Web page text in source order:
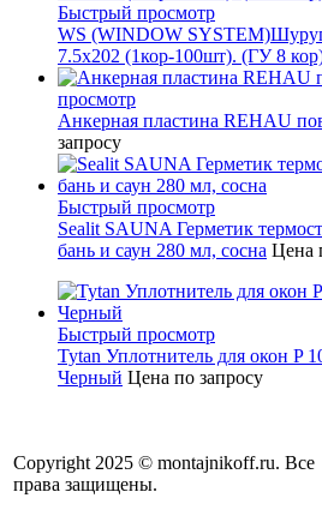
Быстрый просмотр
WS (WINDOW
7.5х202 (1кор-100шт). (ГУ 8
просмотр
Анкерная пластина REHAU
запросу
Быстрый просмотр
Sealit SAUNA Герметик
бань и саун 280 мл, сосна Цена
Быстрый просмотр
Tytan Уплотнитель для окон P
Черный Цена по запросу
Copyright 2025 © montajnikoff.ru. Все
права защищены.